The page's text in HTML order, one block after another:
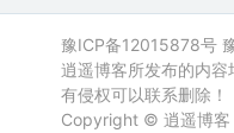
豫ICP备12015878号
逍遥博客所发布的内
有侵权可以联系删除！
Copyright © 逍遥博客